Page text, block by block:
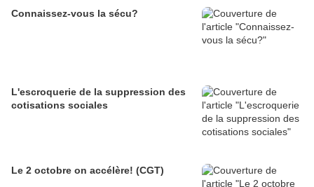
Connaissez-vous la sécu?
L'escroquerie de la suppression des
cotisations sociales
Le 2 octobre on accélère! (CGT)